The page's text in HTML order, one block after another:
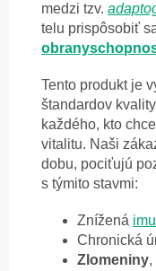
medzi tzv.
telu prispôsobiť
Tento produkt je
štandardov
každého, kto
vitalitu. Naši
dobu, pociťujú
s týmito stavmi:
Znížená
Chronická
Zlomeniny,